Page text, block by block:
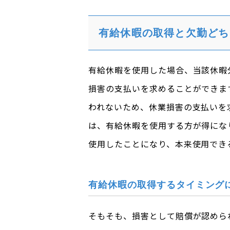
有給休暇の取得と欠勤ど
有給休暇を使用した場合、当該休
損害の支払いを求めることができ
われないため、休業損害の支払い
は、有給休暇を使用する方が得に
使用したことになり、本来使用で
有給休暇の取得するタイミング
そもそも、損害として賠償が認め